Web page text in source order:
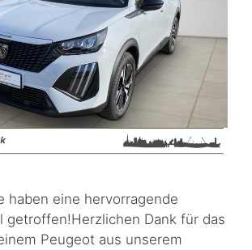
haben eine hervorragende
getroffen!Herzlichen Dank für das
Peugeot aus unserem